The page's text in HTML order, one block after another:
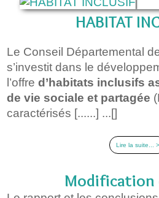
HABITAT
Le Conseil Départemental
s’investit dans le
l’offred’habitats inclusifs
de vie sociale et partagée
caractérisés [......] ...[]
Lire la suite... >
Modification